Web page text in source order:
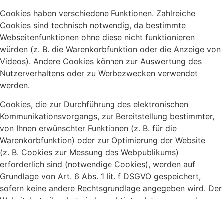
Cookies haben verschiedene Funktionen. Zahlreiche
Cookies sind technisch notwendig, da bestimmte
Webseitenfunktionen ohne diese nicht funktionieren
würden (z. B. die Warenkorbfunktion oder die Anzeige von
Videos). Andere Cookies können zur Auswertung des
Nutzerverhaltens oder zu Werbezwecken verwendet
werden.
Cookies, die zur Durchführung des elektronischen
Kommunikationsvorgangs, zur Bereitstellung bestimmter,
von Ihnen erwünschter Funktionen (z. B. für die
Warenkorbfunktion) oder zur Optimierung der Website
(z. B. Cookies zur Messung des Webpublikums)
erforderlich sind (notwendige Cookies), werden auf
Grundlage von Art. 6 Abs. 1 lit. f DSGVO gespeichert,
sofern keine andere Rechtsgrundlage angegeben wird. Der